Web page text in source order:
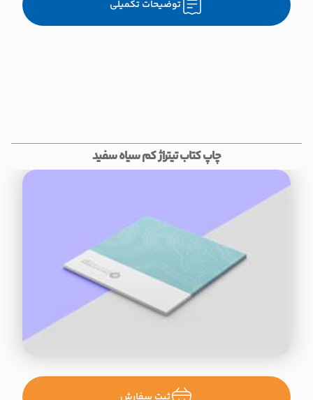
توضیحات تکمیلی
چاپ کتاب تیتراژ کم سیاه سفید